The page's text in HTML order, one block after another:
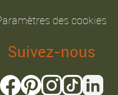
des cookies
Suivez-nous